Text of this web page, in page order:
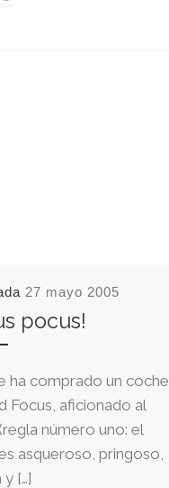
27 mayo 2005
pocus!
ha comprado un coche,
Focus, aficionado al
número uno: el
asqueroso, pringoso,
[…]